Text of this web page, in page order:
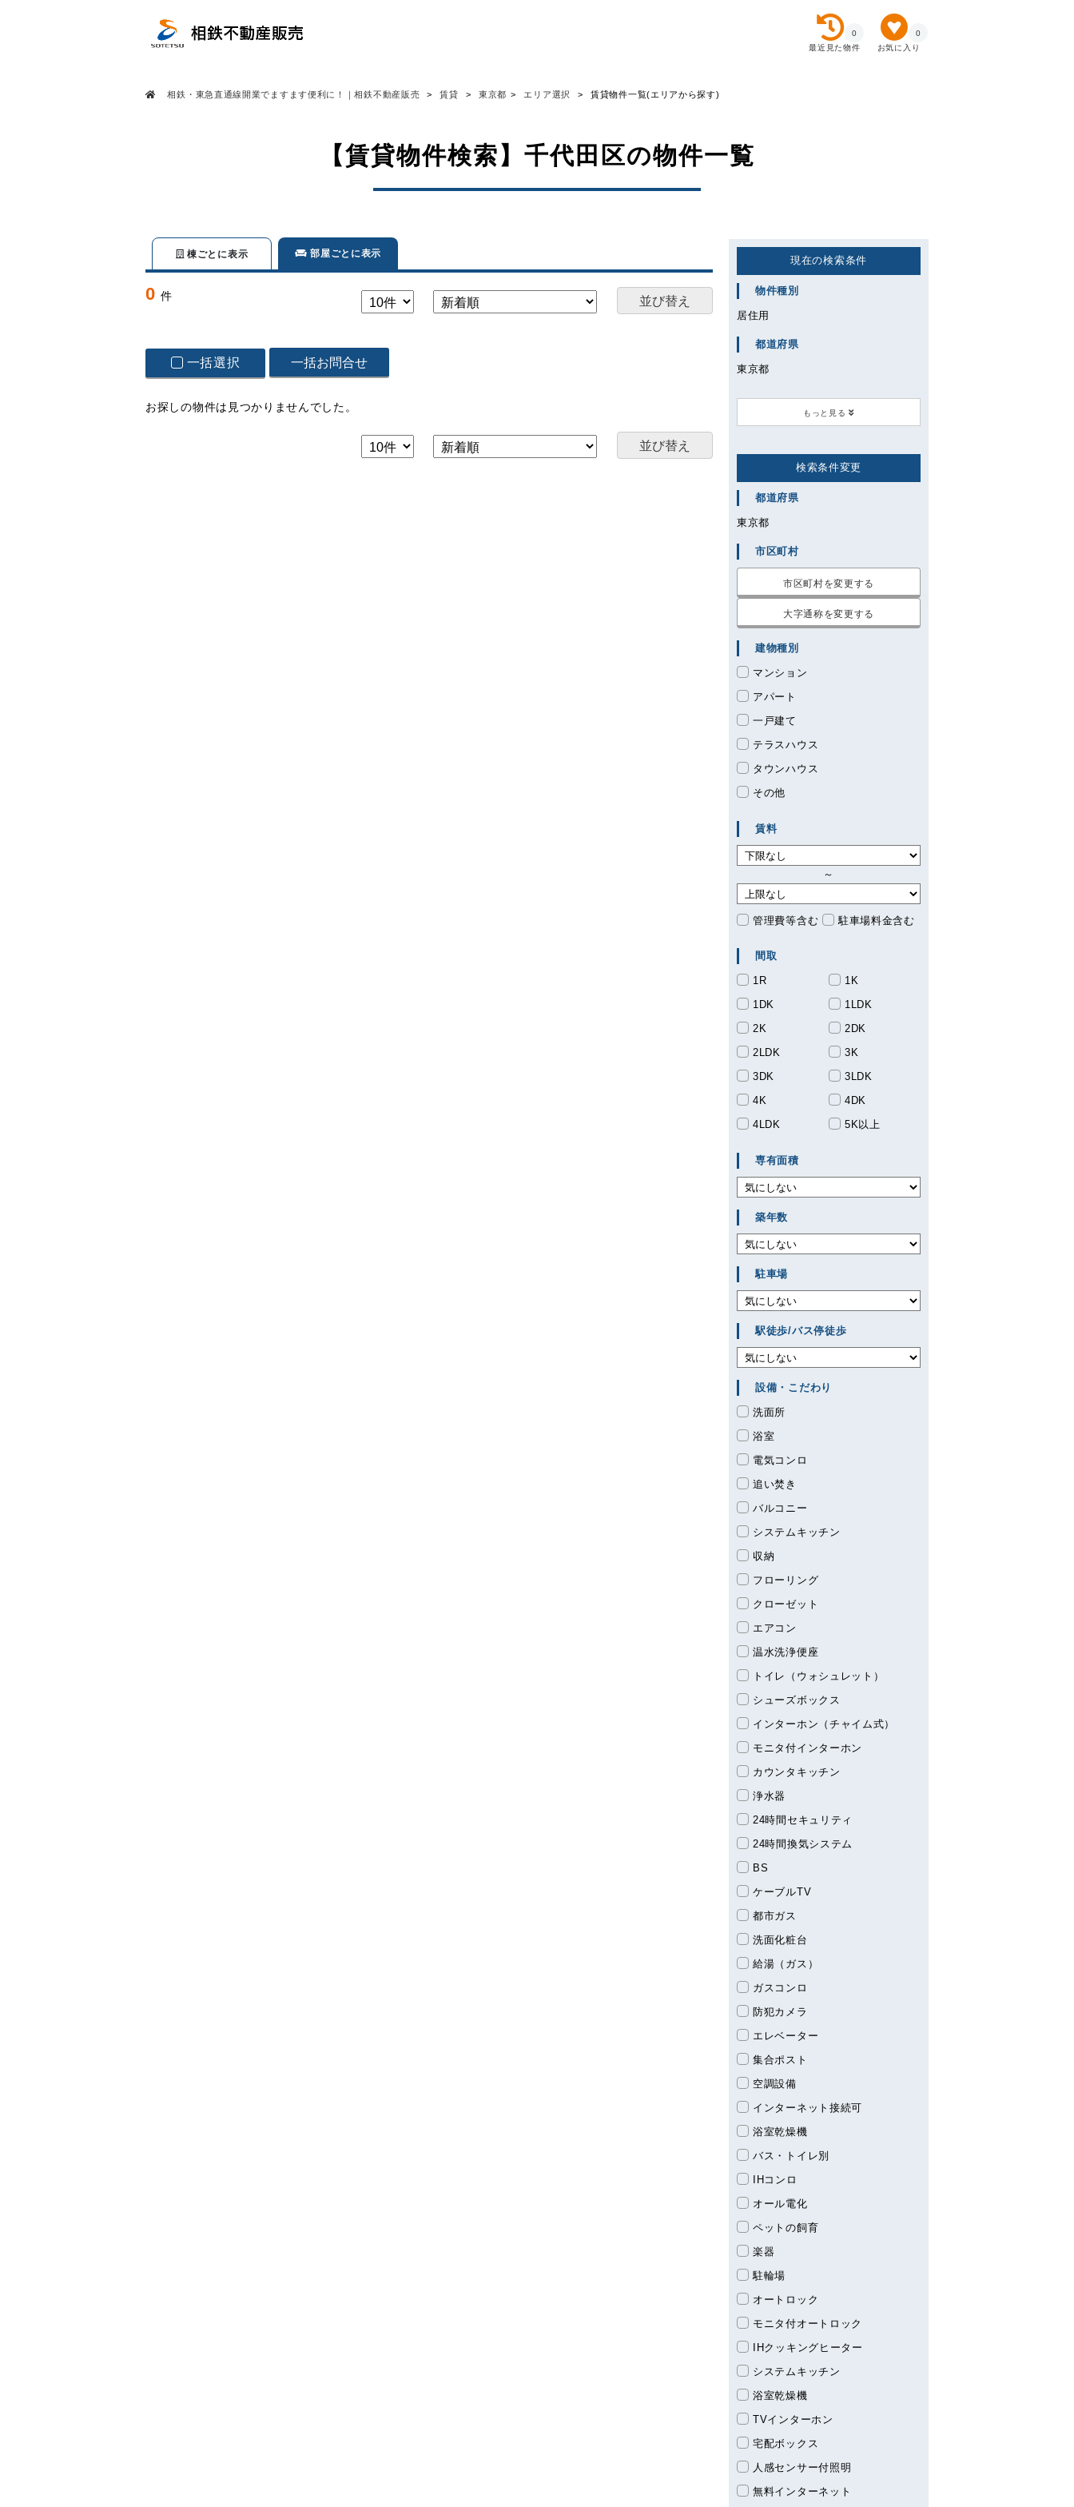
お気に入り
0
最近見た物件
0
相鉄・東急直通線開業でますます便利に！｜相鉄不動産販売 賃貸 東京都 エリア選択 賃貸物件一覧(エリアから探す)
【賃貸物件検索】千代田区の物件一覧
棟ごとに表示 部屋ごとに表示
0件
一括選択
お探しの物件は見つかりませんでした。
現在の検索条件
物件種別
居住用
都道府県
東京都
もっと見る
千代田区
検索条件変更
都道府県
東京都
市区町村
市区町村を変更する
大字通称を変更する
建物種別
マンション
アパート
一戸建て
テラスハウス
タウンハウス
その他
賃料
～
管理費等含む 駐車場料金含む
間取
1R 1K
1DK 1LDK
2K 2DK
2LDK 3K
3DK 3LDK
4K 4DK
4LDK 5K以上
専有面積
築年数
駐車場
駅徒歩/バス停徒歩
設備・こだわり
洗面所
浴室
電気コンロ
追い焚き
バルコニー
システムキッチン
収納
フローリング
クローゼット
エアコン
温水洗浄便座
トイレ（ウォシュレット）
シューズボックス
インターホン（チャイム式）
モニタ付インターホン
カウンタキッチン
浄水器
24時間セキュリティ
24時間換気システム
BS
ケーブルTV
都市ガス
洗面化粧台
給湯（ガス）
ガスコンロ
防犯カメラ
エレベーター
集合ポスト
空調設備
インターネット接続可
浴室乾燥機
バス・トイレ別
IHコンロ
オール電化
ペットの飼育
楽器
駐輪場
オートロック
モニタ付オートロック
IHクッキングヒーター
システムキッチン
浴室乾燥機
TVインターホン
宅配ボックス
人感センサー付照明
無料インターネット